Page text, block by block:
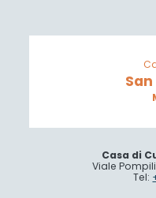
Casa di
Viale
Tel: